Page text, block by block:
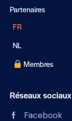
Partenaires
FR
NL
Membres
Réseaux sociaux
Facebook